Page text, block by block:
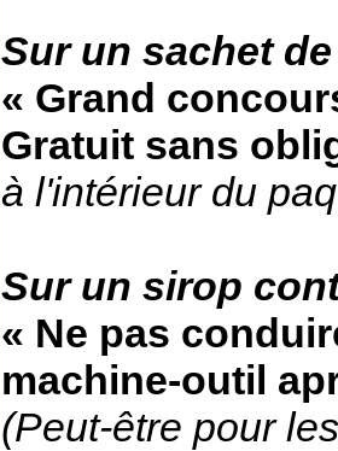
Sur un sachet
« Grand
Gratuit sans
à l'intérieur du
Sur un sirop
« Ne pas
machine-outil
(Peut-être pour